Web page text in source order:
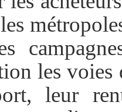
les
leur